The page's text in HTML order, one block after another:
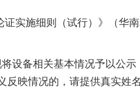
实施细则（试行）》（华
备相关基本情况予以公示
反映情况的，请提供真实